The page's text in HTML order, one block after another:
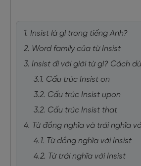
1. Insist là gì trong tiếng Anh?
2. Word family của từ Insist
3. Insist đi với giới từ gì? Cách
3.1. Cấu trúc Insist on
3.2. Cấu trúc Insist upon
3.2. Cấu trúc Insist that
4. Từ đồng nghĩa và trái nghĩa
4.1. Từ đồng nghĩa với Insist
4.2. Từ trái nghĩa với Insist